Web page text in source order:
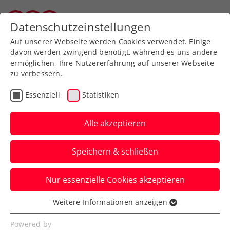
Zurück zur Newsübersicht
ATP
Australian Open:
Potapova verkauft sich
gegen Sabalenka teuer
Österreichs Nummer eins muss sich der
Nummer eins der Welt erst nach zwei
Tiebreaks beugen.
Verfasst von: Manuel Wachta, 23.01.2026
Datenschutzeinstellungen
Auf unserer Webseite werden Cookies verwendet. Einige
davon werden zwingend benötigt, während es uns andere
ermöglichen, Ihre Nutzererfahrung auf unserer Webseite
zu verbessern.
Essenziell Statistiken
Alle akzeptieren
Speichern & schließen
Nur essenzielle Cookies akzeptieren
Essenziell
Essenzielle Cookies werden für grundlegende
Weitere Informationen anzeigen
Powered by